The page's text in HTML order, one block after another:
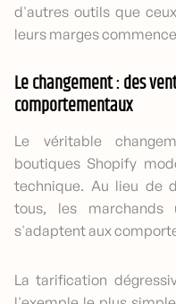
d'autres outils que
leurs marges
Le changement : des
comportementaux
Le véritable
boutiques Shopify
technique. Au lieu de
tous, les marchands
s'adaptent aux
La tarification